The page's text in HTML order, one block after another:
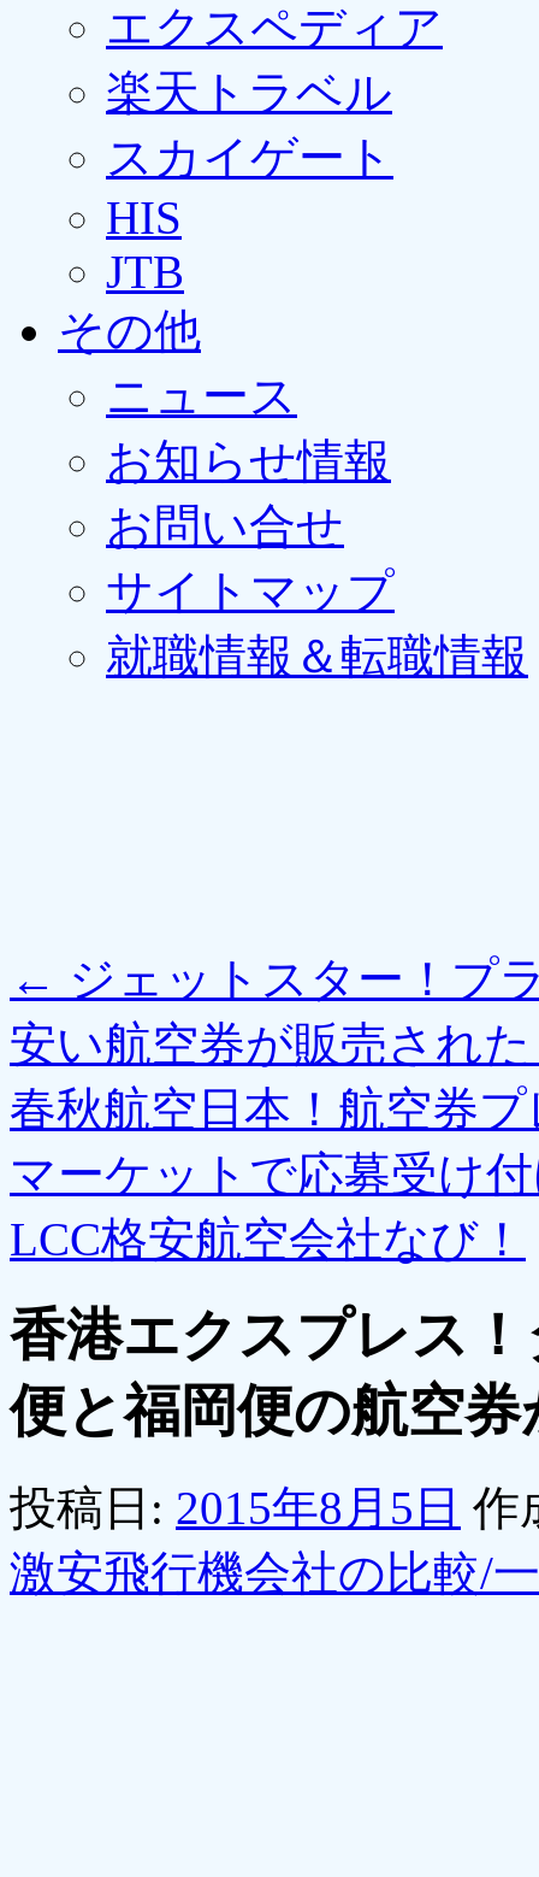
エクスペディア
楽天トラベル
スカイゲート
HIS
JTB
その他
ニュース
お知らせ情報
お問い合せ
サイトマップ
就職情報＆転職情報
← ジェットスター！プ
安い航空券が販売され
春秋航空日本！航空券
マーケットで応募受け
LCC格安航空会社なび！
香港エクスプレス
便と福岡便の航空券
投稿日: 2015年8月5日 作
激安飛行機会社の比較/